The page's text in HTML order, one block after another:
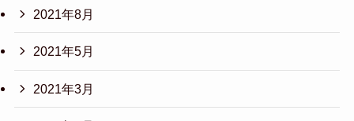
2021年8月
2021年5月
2021年3月